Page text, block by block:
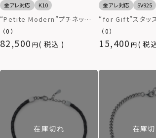
金アレ対応 K10
“Petite Modern”プチネックレ
ス（ツイストホースシュー/ホワ
82,500 税込
（0）
金アレ対応 SV925
“for Gift”スタッ
グメントホースシ
15,400 税
（0）
在庫切れ 在庫